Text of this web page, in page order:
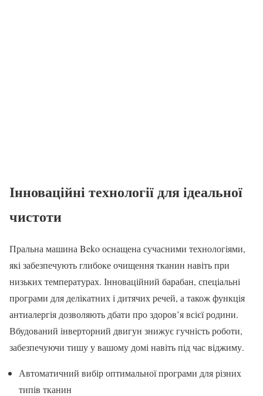
Інноваційні технології для ідеальної
чистоти
Пральна машина Beko оснащена сучасними технологіями,
які забезпечують глибоке очищення тканин навіть при
низьких температурах. Інноваційний барабан, спеціальні
програми для делікатних і дитячих речей, а також функція
антиалергія дозволяють дбати про здоров’я всієї родини.
Вбудований інверторний двигун знижує гучність роботи,
забезпечуючи тишу у вашому домі навіть під час віджиму.
Автоматичний вибір оптимальної програми для різних
типів тканин